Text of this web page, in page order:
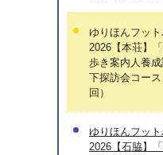
ゆりほんフット
2026【本荘】
歩き案内人養
下探訪会コー
回）
ゆりほんフット
2026【石脇】